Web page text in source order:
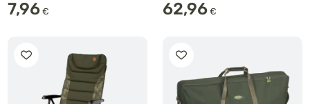
7,96 € 62,96 €